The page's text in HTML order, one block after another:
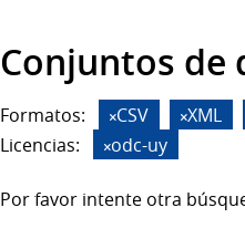
Conjuntos de
Formatos: CSV XML
Licencias:
odc-uy
Por favor intente otra